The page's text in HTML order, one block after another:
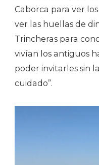
Caborca para ver
ver las huellas de
Trincheras para
vivían los antiguos
poder invitarles sin
cuidado”.